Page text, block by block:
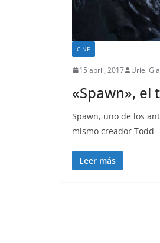
CINE
15 abril, 2017 Uriel
«Spawn»,
Spawn, uno de los
mismo creador Todd
Leer más